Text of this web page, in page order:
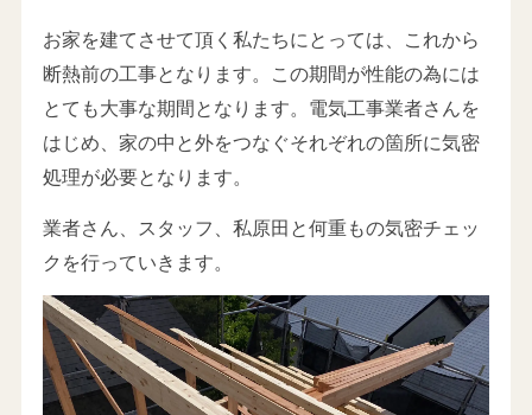
お家を建てさせて頂く私たちにとっては、これから
断熱前の工事となります。この期間が性能の為には
とても大事な期間となります。電気工事業者さんを
はじめ、家の中と外をつなぐそれぞれの箇所に気密
処理が必要となります。
業者さん、スタッフ、私原田と何重もの気密チェッ
クを行っていきます。